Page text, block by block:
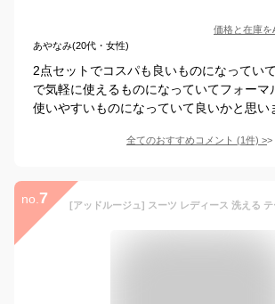
価格と在庫を
あやなみ(20代・女性)
2点セットでコスパも良いものになってい
で気軽に使えるものになっていてフォーマ
使いやすいものになっていて良いかと思い
全てのおすすめコメント (1件) >
no. 7